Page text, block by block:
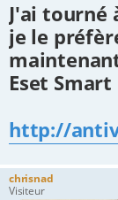
s
s
a
g
e
J'ai tourné
je le
Eset
http://
chrisnad
Visiteur